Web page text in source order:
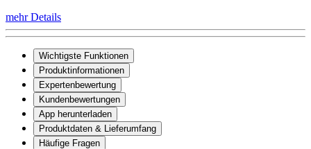
mehr Details
Wichtigste Funktionen
Produktinformationen
Expertenbewertung
Kundenbewertungen
App herunterladen
Produktdaten & Lieferumfang
Häufige Fragen